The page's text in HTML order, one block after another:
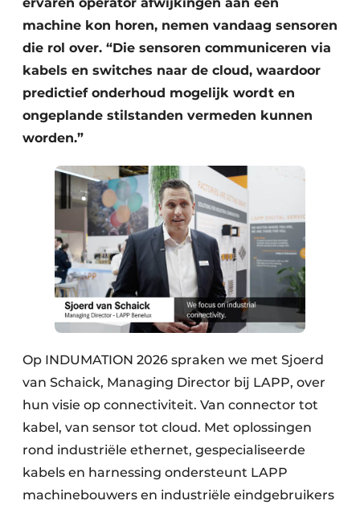
machine kon horen, nemen vandaag sensoren
die rol over. “Die sensoren communiceren via
kabels en switches naar de cloud, waardoor
predictief onderhoud mogelijk wordt en
ongeplande stilstanden vermeden kunnen
worden.”
Op INDUMATION 2026 spraken we met Sjoerd
van Schaick, Managing Director bij LAPP, over
hun visie op connectiviteit. Van connector tot
kabel, van sensor tot cloud. Met oplossingen
rond industriële ethernet, gespecialiseerde
kabels en harnessing ondersteunt LAPP
machinebouwers en industriële eindgebruikers